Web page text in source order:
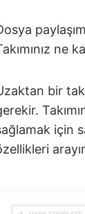
ne
bir
için